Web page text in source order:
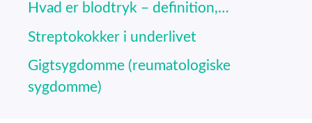
Hvad er blodtryk – definition,…
Streptokokker i underlivet
Gigtsygdomme (reumatologiske
sygdomme)